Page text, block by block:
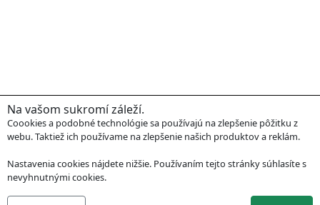
Na vašom sukromí záleží.
Coookies a podobné technológie sa používajú na zlepšenie pôžitku z
webu. Taktiež ich používame na zlepšenie našich produktov a reklám.
Nastavenia cookies nájdete nižšie. Používaním tejto stránky súhlasíte s
nevyhnutnými cookies.